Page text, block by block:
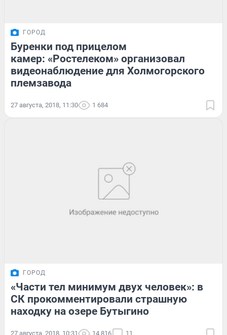
ГОРОД
Буренки под прицелом
камер: «Ростелеком» организовал
видеонаблюдение для Холмогорского
племзавода
27 августа, 2018, 11:30 1 684
ГОРОД
«Части тел минимум двух человек»: в
СК прокомментировали страшную
находку на озере Бутыгино
27 августа, 2018, 10:31 14 816 11